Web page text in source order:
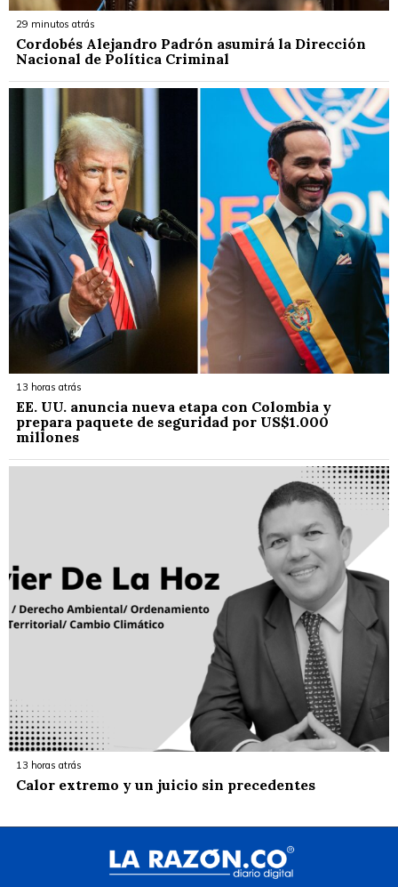
29 minutos atrás
Cordobés Alejandro Padrón asumirá la Dirección
Nacional de Política Criminal
13 horas atrás
EE. UU. anuncia nueva etapa con Colombia y
prepara paquete de seguridad por US$1.000
millones
13 horas atrás
Calor extremo y un juicio sin precedentes